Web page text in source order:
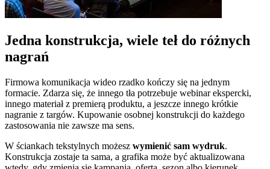
Jedna konstrukcja, wiele teł do różnych
nagrań
Firmowa komunikacja wideo rzadko kończy się na jednym
formacie. Zdarza się, że innego tła potrzebuje webinar ekspercki,
innego materiał z premierą produktu, a jeszcze innego krótkie
nagranie z targów. Kupowanie osobnej konstrukcji do każdego
zastosowania nie zawsze ma sens.
W ściankach tekstylnych możesz wymienić sam wydruk.
Konstrukcja zostaje ta sama, a grafika może być aktualizowana